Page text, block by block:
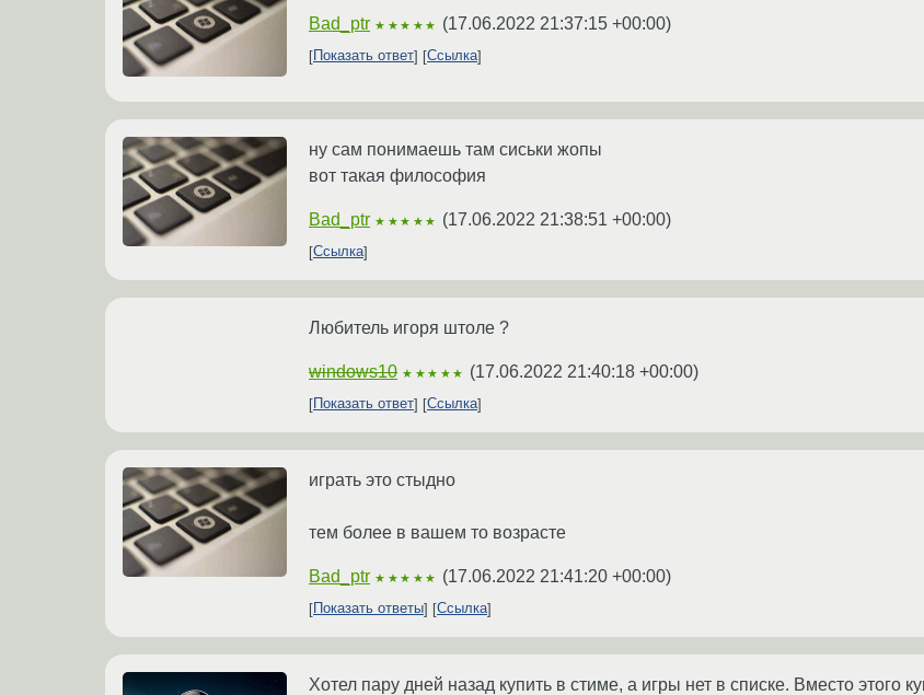
Bad_ptr ★★★★★ (17.06.2022 21:37:15 +00:00)
Показать ответ Ссылка
ну сам понимаешь там сиськи жопы
вот такая философия
Bad_ptr ★★★★★ (17.06.2022 21:38:51 +00:00)
Ссылка
Любитель игоря штоле ?
windows10 ★★★★★ (17.06.2022 21:40:18 +00:00)
Показать ответ Ссылка
играть это стыдно
тем более в вашем то возрасте
Bad_ptr ★★★★★ (17.06.2022 21:41:20 +00:00)
Показать ответы Ссылка
Хотел пару дней назад купить в стиме, а игры нет в списке. Вместо этого